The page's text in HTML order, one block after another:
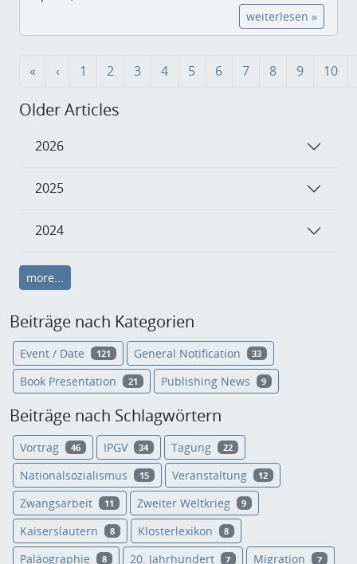
weiterlesen »
« ‹ 1 2 3 4 5 6 7 8 9 10
Older Articles
2026
2025
2024
more...
Beiträge nach Kategorien
Event / Date 121 General Notification 33
Book Presentation 21 Publishing News 9
Beiträge nach Schlagwörtern
Vortrag 46 IPGV 34 Tagung 22
Nationalsozialismus 15 Veranstaltung 12
Zwangsarbeit 11 Zweiter Weltkrieg 9
Kaiserslautern 8 Klosterlexikon 8
Paläographie 8 20. Jahrhundert 7 Migration 7